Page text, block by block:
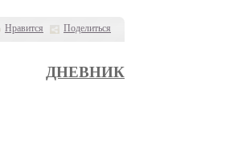
Нравится Поделиться
ДНЕВНИК